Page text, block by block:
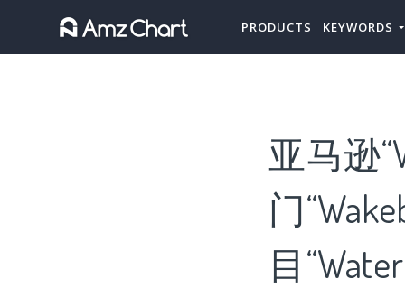
PRODUCTS KEYWORDS
亚马逊
门
目